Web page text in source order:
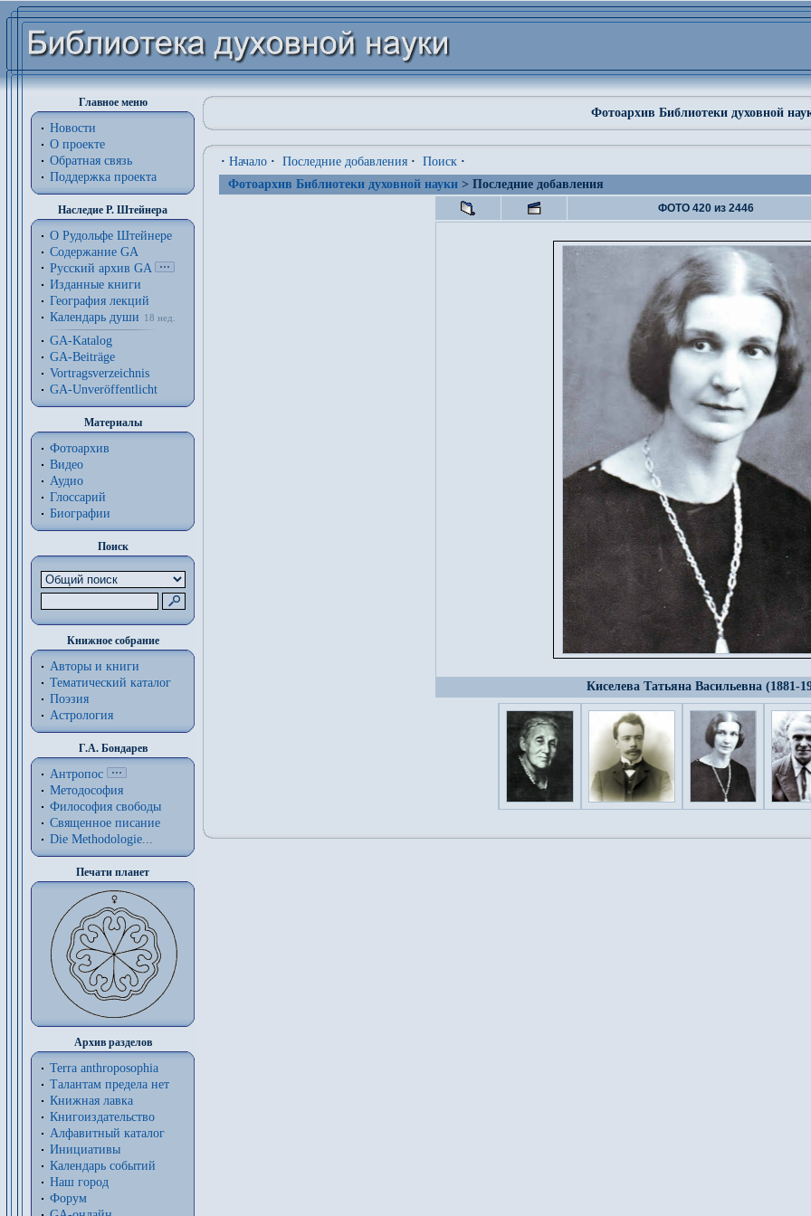
Главное меню
Новости
О проекте
Обратная связь
Поддержка проекта
Наследие Р. Штейнера
О Рудольфе Штейнере
Содержание GA
Русский архив GA
Изданные книги
География лекций
Календарь души
18 нед.
GA-Katalog
GA-Beiträge
Vortragsverzeichnis
GA-Unveröffentlicht
Материалы
Фотоархив
Видео
Аудио
Глоссарий
Биографии
Поиск
Книжное собрание
Авторы и книги
Тематический каталог
Поэзия
Астрология
Г.А. Бондарев
Антропос
Методософия
Философия cвободы
Священное писание
Die Methodologie...
Печати планет
Архив разделов
Terra anthroposophia
Талантам предела нет
Книжная лавка
Книгоиздательство
Алфавитный каталог
Инициативы
Календарь событий
Наш город
Форум
Фотоархив Библиотеки духовной
· Начало · Последние добавления · Поиск ·
Фотоархив Библиотеки духовной науки > Последние добавления
ФОТО 420 из 2446
Киселева Татьяна Васильевна (1881-